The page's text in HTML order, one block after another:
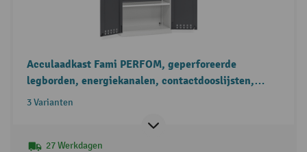
Acculaadkast Fami PERFOM, geperforeerde
legborden, energiekanalen, contactdooslijsten,
ventilatierooster
3 Varianten
27 Werkdagen